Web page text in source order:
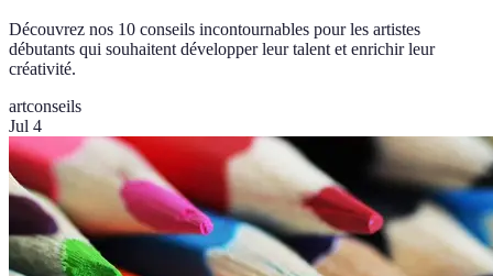
Découvrez nos 10 conseils incontournables pour les artistes
débutants qui souhaitent développer leur talent et enrichir leur
créativité.
artconseils
Jul 4